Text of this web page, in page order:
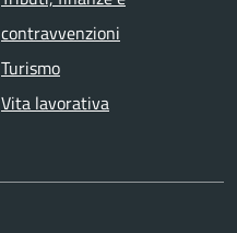
contravvenzioni
Turismo
Vita lavorativa